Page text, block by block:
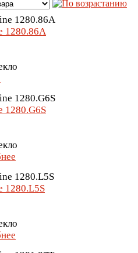
1280.86A
1280.G6S
1280.L5S